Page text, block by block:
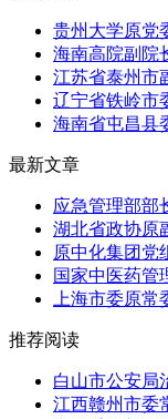
贵州大学原党
海南高院副院
江苏省泰州市
辽宁省铁岭市
海南省屯昌县
最新文章
应急管理部部
湖北省政协原
原中化集团党
国家中医药管
上海市委原
推荐阅读
白山市公安局
江西赣州市委